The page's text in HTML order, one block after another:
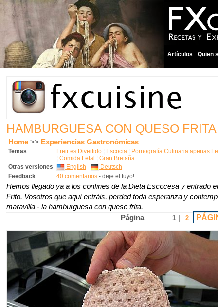
Artículos Quien
HAMBURGUESA CON QUESO
Home >> Experiencias Gastronómicas
Temas: Freir es Divertido ¦ Escocia ¦ Pornografía Culinaria apenas
¦ Comida Letal ¦ Gran Bretaña
Otras versiones: English
Deutsch
Feedback: 40 comentarios - deje el tuyo!
Hemos llegado ya a los confines de la Dieta Escocesa y entrado
Frito. Vosotros que aquí entráis, perded toda esperanza y
maravilla - la hamburguesa con queso frita.
Página: 1 2